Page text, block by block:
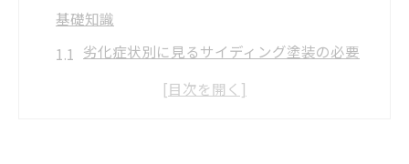
基礎知識
劣化症状別に見るサイディング塗装の必要